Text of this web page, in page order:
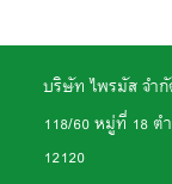
บริษัท ไพรมัส จำกั
118/60 หมู่ที่ 18
12120